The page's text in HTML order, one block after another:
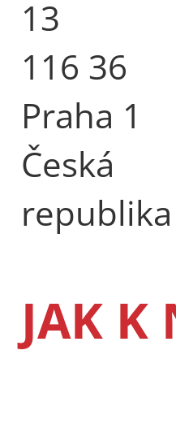
13
116 36
Praha 1
Česká
republika
JAK K